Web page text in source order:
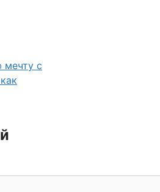
мечту с